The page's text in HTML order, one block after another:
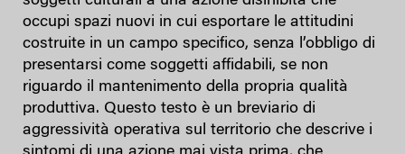
occupi spazi nuovi in cui esportare le attitudini
costruite in un campo specifico, senza l’obbligo di
presentarsi come soggetti affidabili, se non
riguardo il mantenimento della propria qualità
produttiva. Questo testo è un breviario di
aggressività operativa sul territorio che descrive i